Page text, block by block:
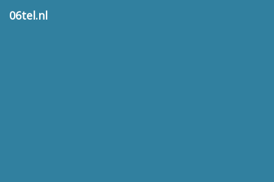
06tel.nl